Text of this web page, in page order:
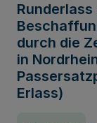
durch die
in
Erlass)